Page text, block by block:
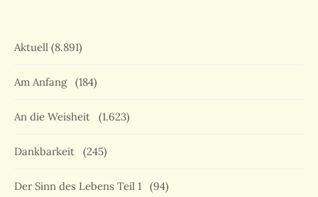
Aktuell (8.891)
Am Anfang (184)
An die Weisheit (1.623)
Dankbarkeit (245)
Der Sinn des Lebens Teil 1 (94)